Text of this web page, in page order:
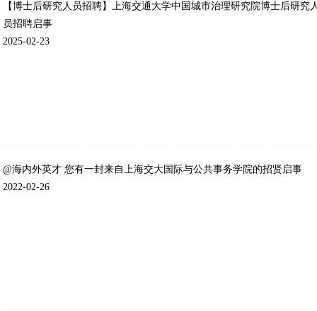
【博士后研究人员招聘】上海交通大学中国城市治理研究院博士后研究
员招聘启事
2025-02-23
@海内外英才 您有一封来自上海交大国际与公共事务学院的招贤启事
2022-02-26